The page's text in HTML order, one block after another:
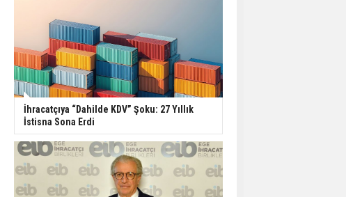
İhracatçıya “Dahilde KDV” Şoku: 27 Yıllık
İstisna Sona Erdi